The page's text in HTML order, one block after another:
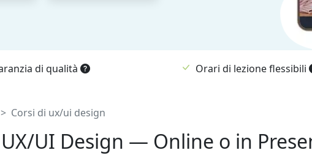
di qualità Orari di lezione flessibili
Corsi di ux/ui design
UI Design — Online o in